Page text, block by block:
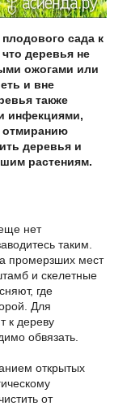
сада к
деревья не
ожогами или
и вне
также
инфекциями,
отмиранию
деревья и
растениям.
нет
таким.
промерзших мест
и скелетные
где
Для
к дереву
обвязать.
открытых
от